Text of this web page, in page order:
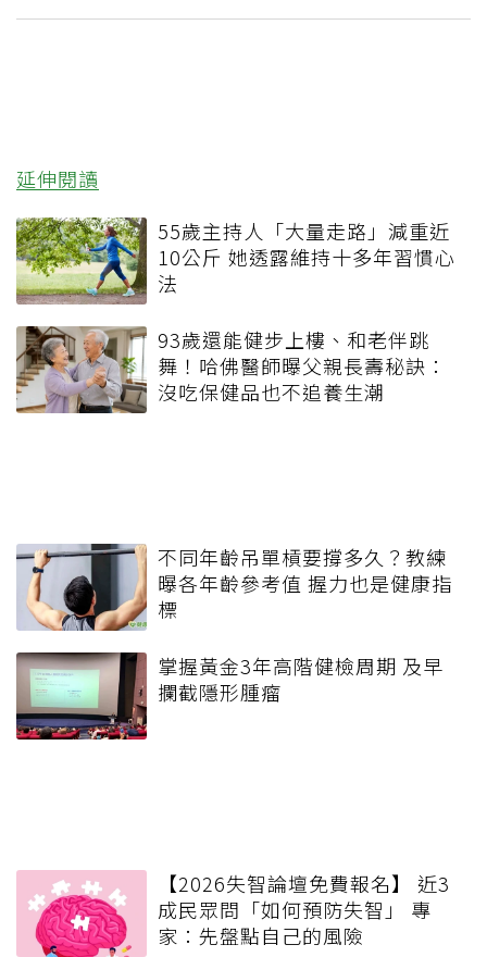
延伸閱讀
55歲主持人「大量走路」減重近
10公斤 她透露維持十多年習慣心
法
93歲還能健步上樓、和老伴跳
舞！哈佛醫師曝父親長壽秘訣：
沒吃保健品也不追養生潮
不同年齡吊單槓要撐多久？教練
曝各年齡參考值 握力也是健康指
標
掌握黃金3年高階健檢周期 及早
攔截隱形腫瘤
【2026失智論壇免費報名】 近3
成民眾問「如何預防失智」 專
家：先盤點自己的風險